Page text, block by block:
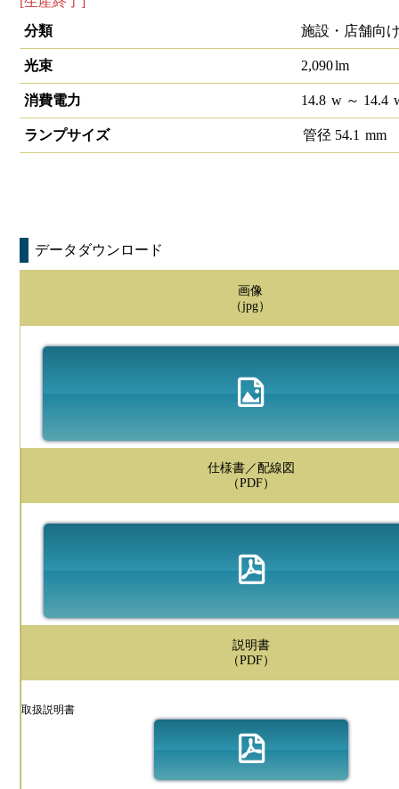
分類
施設・店舗向
光束 2,090lm
消費電力 14.8 w～ 14.4
ランプサイズ 管径 54.1 mm
データダウンロード
画像
（jpg）
仕様書／配線図
（PDF）
説明書
（PDF）
取扱説明書